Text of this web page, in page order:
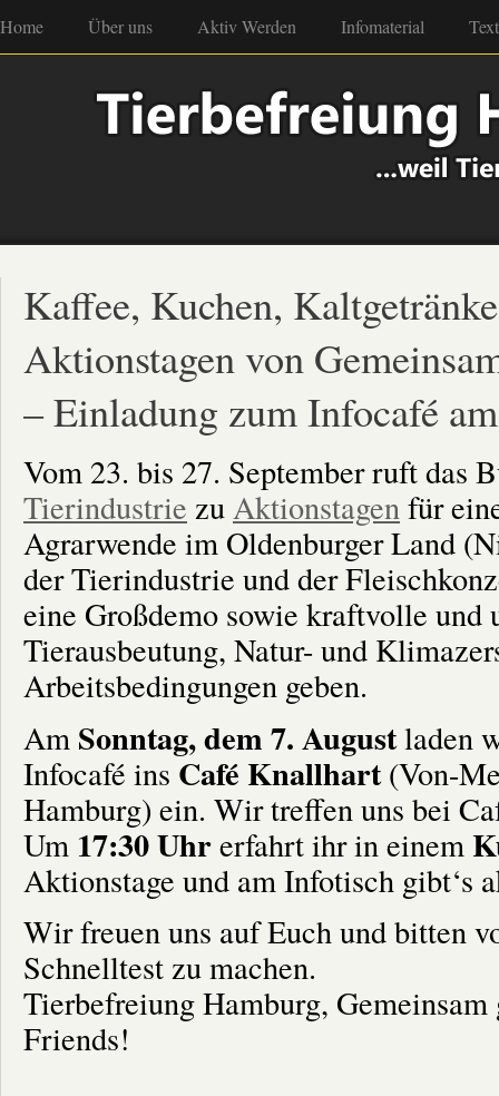
Home Über uns Aktiv Werden Infomaterial
Kaffee, Kuchen,
Aktionstagen von
– Einladung zum Infocafé
Vom 23. bis 27. September ruft das
Tierindustrie zuAktionstagenfür
Agrarwende im Oldenburger Land
der Tierindustrie und der
eine Großdemo sowie kraftvolle und
Tierausbeutung, Natur- und
Arbeitsbedingungen geben.
Am Sonntag, dem 7. Augustladen
Infocafé ins Café Knallhart (Von-
Hamburg) ein. Wir treffen uns bei
Um 17:30 Uhrerfahrt ihr in einem
Aktionstage und am Infotisch gibt‘s
Wir freuen uns auf Euch und bitten
Schnelltest zu machen.
Tierbefreiung Hamburg,
Friends!